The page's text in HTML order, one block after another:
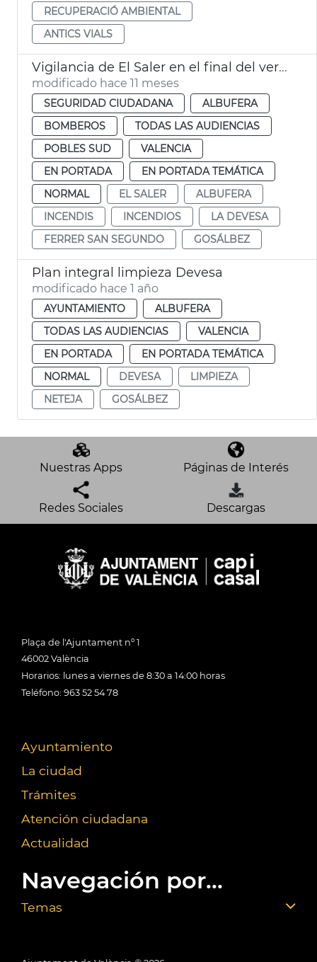
RECUPERACIÓ AMBIENTAL
ANTICS VIALS
Vigilancia de El Saler en el final del verano València
modificado hace 11 meses
SEGURIDAD CIUDADANA
ALBUFERA
BOMBEROS
TODAS LAS AUDIENCIAS
POBLES SUD
VALENCIA
EN PORTADA
EN PORTADA TEMÁTICA
NORMAL
EL SALER
ALBUFERA
INCENDIS
INCENDIOS
LA DEVESA
FERRER SAN SEGUNDO
GOSÁLBEZ
Plan integral limpieza Devesa
modificado hace 1 año
AYUNTAMIENTO
ALBUFERA
TODAS LAS AUDIENCIAS
VALENCIA
EN PORTADA
EN PORTADA TEMÁTICA
NORMAL
DEVESA
LIMPIEZA
NETEJA
GOSÁLBEZ
Nuestras Apps Páginas de Interés
Redes Sociales Descargas
Plaça de l'Ajuntament nº 1
46002 València
Horarios: lunes a viernes de 8:30 a 14:00 horas
Teléfono: 963 52 54 78
Ayuntamiento
La ciudad
Trámites
Atención ciudadana
Actualidad
Navegación por...
Temas